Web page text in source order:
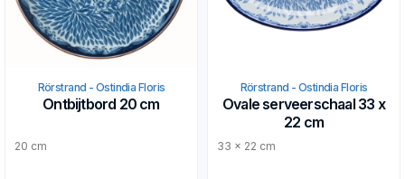
Rörstrand - Ostindia Floris
Ontbijtbord 20 cm
20 cm
Rörstrand - Ostindia Floris
Ovale serveerschaal 33 x
22 cm
33 x 22 cm